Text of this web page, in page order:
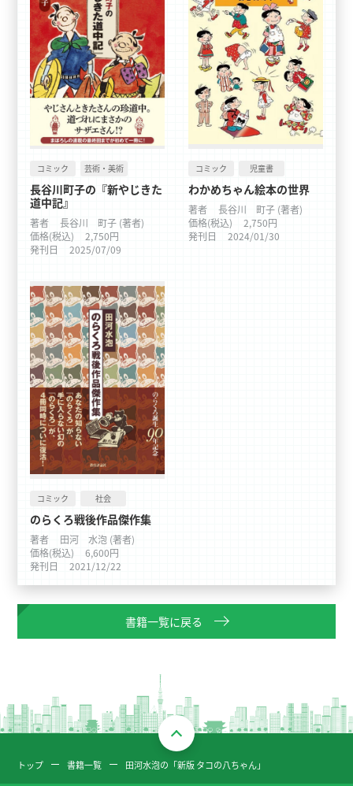
コミック 芸術・美術
長谷川町子の『新やじきた
道中記』
著者
長谷川 町子 (著者)
価格(税込)
2,750円
発刊日
2025/07/09
コミック 児童書
わかめちゃん絵本の世界
著者
長谷川 町子 (著者)
価格(税込)
2,750円
発刊日
2024/01/30
コミック 社会
のらくろ戦後作品傑作集
著者
田河 水泡 (著者)
価格(税込)
6,600円
発刊日
2021/12/22
書籍一覧に戻る
トップ 書籍一覧 田河水泡の「新版 タコの八ちゃん」